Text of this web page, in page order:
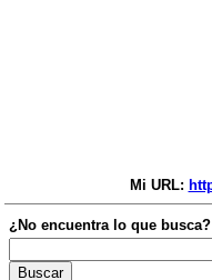
Mi URL:
¿No encuentra lo que busca?